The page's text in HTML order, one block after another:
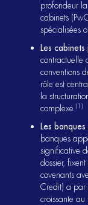
profondeur
cabinets
spécialisées
Les cabinets
contractuelle
conventions
rôle est
la
complexe.(1)
Les
banques
significative
dossier,
covenants
Credit) a par
croissante